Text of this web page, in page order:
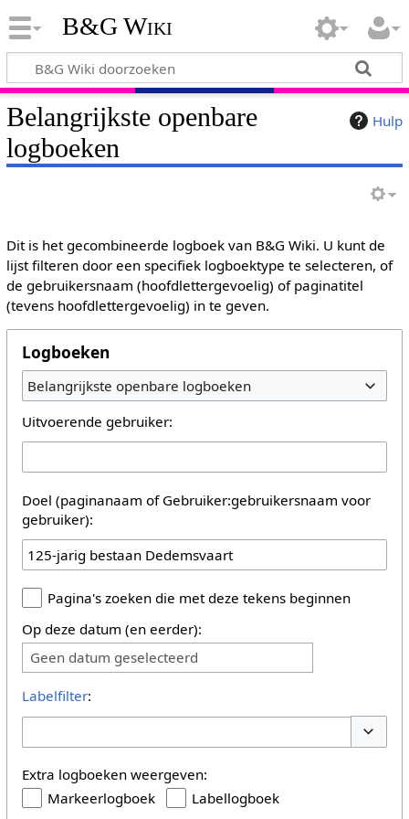
B&G Wiki
Hulp
Belangrijkste openbare
logboeken
Dit is het gecombineerde logboek van B&G Wiki. U kunt de
lijst filteren door een specifiek logboektype te selecteren, of
de gebruikersnaam (hoofdlettergevoelig) of paginatitel
(tevens hoofdlettergevoelig) in te geven.
Logboeken
Belangrijkste openbare logboeken
Uitvoerende gebruiker:
Doel (paginanaam of Gebruiker:gebruikersnaam voor
gebruiker):
Pagina's zoeken die met deze tekens beginnen
Op deze datum (en eerder):
Geen datum geselecteerd
Labelfilter:
Extra logboeken weergeven:
Markeerlogboek
Labellogboek